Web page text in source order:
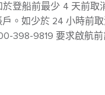
登船前最少 4 天前
。如少於 24 小時前
398-9819 要求啟航前